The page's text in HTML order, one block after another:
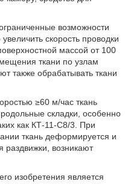
возможности
скорость проводки
массой от 100
ткани по узлам
также обрабатывать ткани
≥60 м/час ткань
складки, особенно
как КТ-11-С8/3. При
ткань деформируется и
раздвижки, возникают
изобретения является